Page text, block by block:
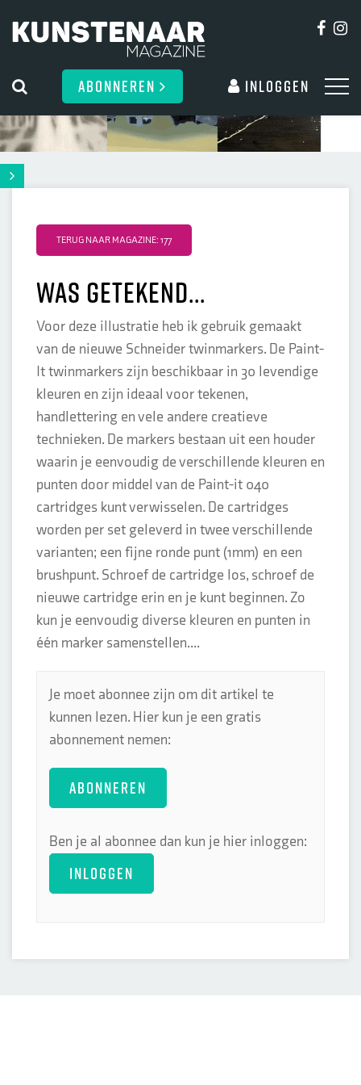
ABONNEREN Inloggen
TERUG NAAR MAGAZINE: 177
Was getekend...
Voor deze illustratie heb ik gebruik gemaakt
van de nieuwe Schneider twinmarkers. De Paint-
It twinmarkers zijn beschikbaar in 30 levendige
kleuren en zijn ideaal voor tekenen,
handlettering en vele andere creatieve
technieken. De markers bestaan uit een houder
waarin je eenvoudig de verschillende kleuren en
punten door middel van de Paint-it 040
cartridges kunt verwisselen. De cartridges
worden per set geleverd in twee verschillende
varianten; een fijne ronde punt (1mm) en een
brushpunt. Schroef de cartridge los, schroef de
nieuwe cartridge erin en je kunt beginnen. Zo
kun je eenvoudig diverse kleuren en punten in
één marker samenstellen....
Je moet abonnee zijn om dit artikel te
kunnen lezen. Hier kun je een gratis
abonnement nemen:
ABONNEREN
Ben je al abonnee dan kun je hier inloggen:
INLOGGEN